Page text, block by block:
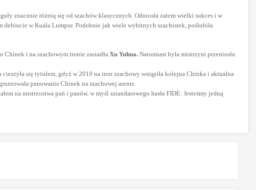
znacznie różnią się od szachów klasycznych. Odniosła zatem wielki sukces i w
debiucie w Kuala Lumpur. Podobnie jak wiele wybitnych szachistek, poślubiła
Chinek i na szachowym tronie zasiadła Xu Yuhua. Natomiast była mistrzyni przeniosła
się tytułem, gdyż w 2010 na tron szachowy wstąpiła kolejna Chinka i aktualna
panowanie Chinek na szachowej arenie.
na mistrzostwa pań i panów, w myśl sztandarowego hasła FIDE: Jesteśmy jedną